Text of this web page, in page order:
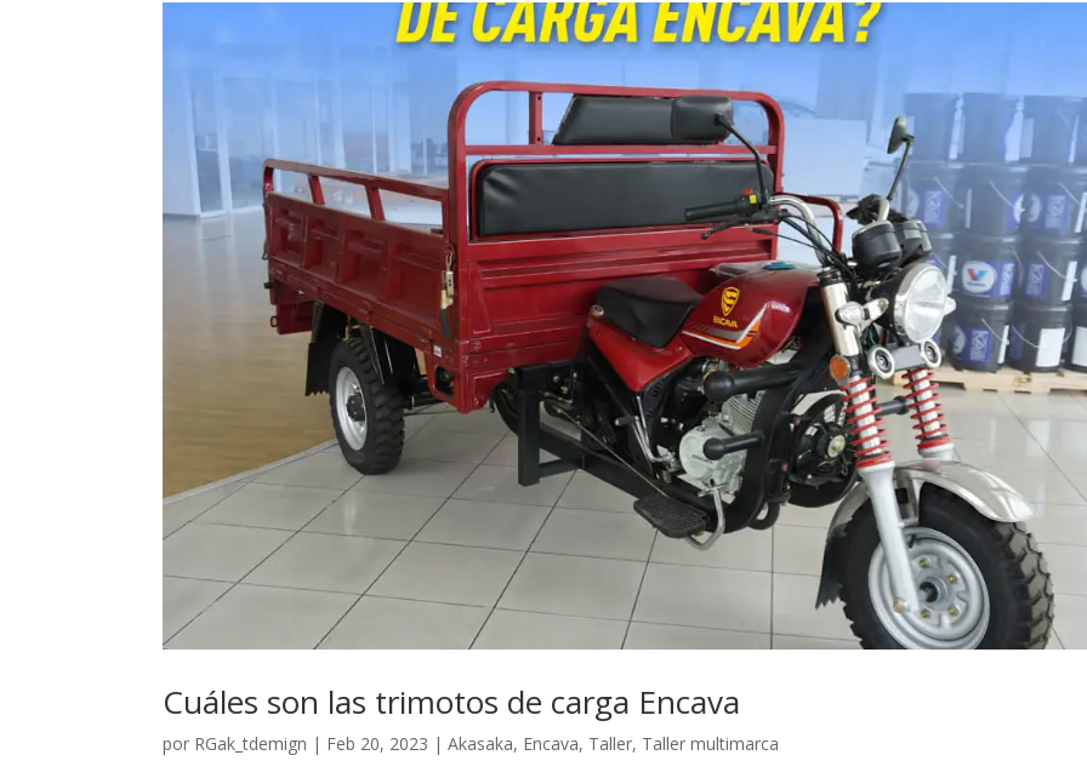
Cuáles son las trimotos de carga Encava
por RGak_tdemign | Feb 20, 2023 |Akasaka, Encava, Taller, Taller multimarca